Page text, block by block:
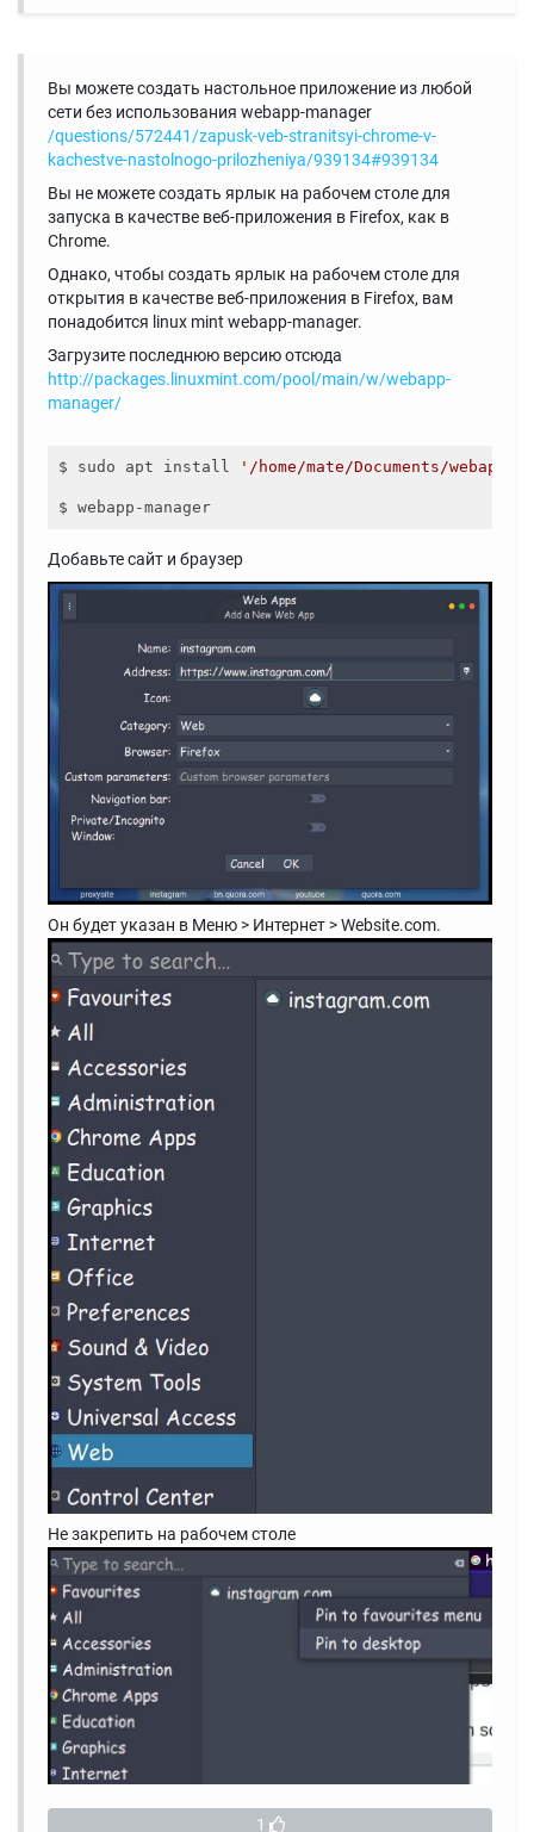
Вы можете создать настольное приложение из любой
сети без использования webapp-manager
/questions/572441/zapusk-veb-stranitsyi-chrome-v-
kachestve-nastolnogo-prilozheniya/939134#939134
Вы не можете создать ярлык на рабочем столе для
запуска в качестве веб-приложения в Firefox, как в
Chrome.
Однако, чтобы создать ярлык на рабочем столе для
открытия в качестве веб-приложения в Firefox, вам
понадобится linux mint webapp-manager.
Загрузите последнюю версию отсюда
http://packages.linuxmint.com/pool/main/w/webapp-
manager/
$ sudo apt install '/home/mate/Documents/
Добавьте сайт и браузер
Он будет указан в Меню > Интернет > Website.com.
Не закрепить на рабочем столе
1